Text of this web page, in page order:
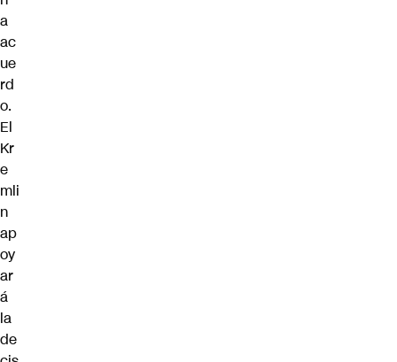
a
ac
ue
rd
o.
El
Kr
e
mli
n
ap
oy
ar
á
la
de